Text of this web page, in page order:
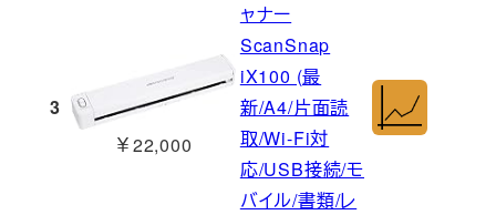
3
￥22,000
ャナー
ScanSnap
iX100 (最
新/A4/片面読
取/Wi-Fi対
応/USB接続/モ
バイル/書類/レ